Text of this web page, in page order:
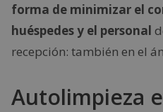
forma de minimizar el
huéspedes y el personal
recepción: también en el
Autolimpieza